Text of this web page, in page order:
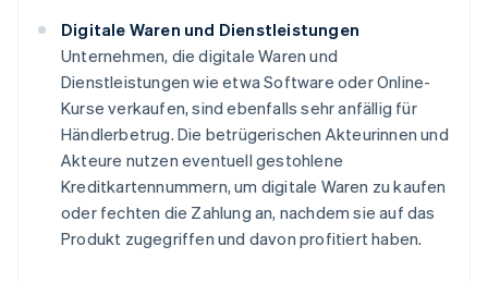
Digitale Waren und Dienstleistungen
Unternehmen, die digitale Waren und
Dienstleistungen wie etwa Software oder Online-
Kurse verkaufen, sind ebenfalls sehr anfällig für
Händlerbetrug. Die betrügerischen Akteurinnen und
Akteure nutzen eventuell gestohlene
Kreditkartennummern, um digitale Waren zu kaufen
oder fechten die Zahlung an, nachdem sie auf das
Produkt zugegriffen und davon profitiert haben.